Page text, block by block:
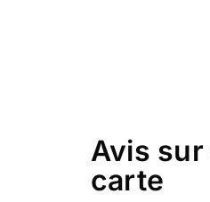
Avis
carte